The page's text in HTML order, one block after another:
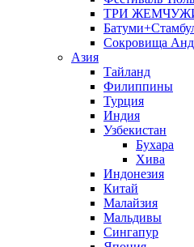
ТРИ
Сокровища
Азия
Тайланд
Филиппины
Турция
Индия
Узбекистан
Бухара
Хива
Индонезия
Китай
Малайзия
Мальдивы
Сингапур